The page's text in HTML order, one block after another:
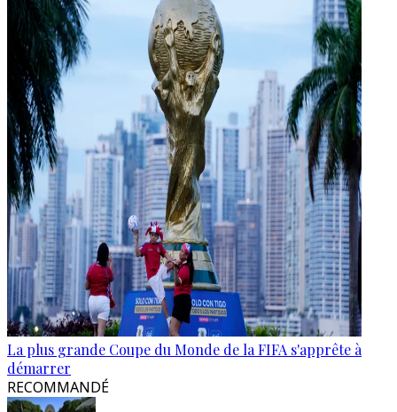
La plus grande Coupe du Monde de la FIFA s'apprête à
démarrer
RECOMMANDÉ